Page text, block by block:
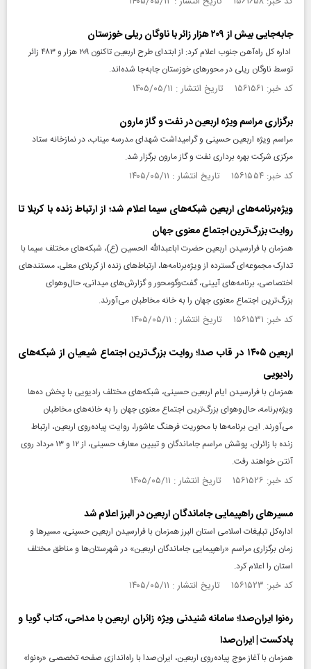
جابه‌جایی بیش از ۲۰۹ هزار زائر با ناوگان ریلی خوزستان
اداره کل راه‌آهن جنوب اعلام کرد: از ابتدای طرح اربعین تاکنون ۲۰۹ هزار و ۴۸۳ زائر
توسط ناوگان ریلی در محور‌های خوزستان جابه‌جا شده‌اند.
کد خبر: ۱۵۶۱۵۶۱ تاریخ انتشار : ۱۴۰۵/۰۵/۱۱
برگزاری مراسم ویژه اربعین در نفت و گاز مارون
مراسم ویژه اربعین حسینی و گرامیداشت شهدای مدرسه میناب، در نمازخانه ستاد
مرکزی شرکت بهره برداری نفت و گاز مارون برگزار شد.
کد خبر: ۱۵۶۱۵۵۴ تاریخ انتشار : ۱۴۰۵/۰۵/۱۱
ویژه‌برنامه‌های اربعین شبکه‌های سیما اعلام شد؛ از ارتباط زنده با کربلا تا
روایت بزرگ‌ترین اجتماع معنوی جهان
همزمان با فرارسیدن اربعین حضرت اباعبدالله الحسین (ع)، شبکه‌های مختلف سیما با
تدارک مجموعه‌ای گسترده از ویژه‌برنامه‌ها، ارتباط‌های زنده از کربلای معلی، مستندهای
اختصاصی، برنامه‌های آیینی، گفت‌وگومحور و گزارش‌های میدانی، حال‌وهوای
بزرگ‌ترین اجتماع معنوی جهان را به خانه مخاطبان می‌آورند.
کد خبر: ۱۵۶۱۵۳۱ تاریخ انتشار : ۱۴۰۵/۰۵/۱۱
اربعین ۱۴۰۵ در قاب صدا؛ روایت بزرگ‌ترین اجتماع شیعیان از شبکه‌های
رادیویی
همزمان با فرارسیدن ایام اربعین حسینی، شبکه‌های مختلف رادیویی با پخش ده‌ها
ویژه‌برنامه، حال‌وهوای بزرگ‌ترین اجتماع معنوی جهان را به خانه‌های مخاطبان
می‌آورند. این برنامه‌ها با محوریت فرهنگ عاشورا، روایت پیاده‌روی اربعین، ارتباط
زنده با زائران، پوشش مراسم جاماندگان و تبیین معارف حسینی، از ۱۲ و ۱۳ مرداد روی
آنتن خواهند رفت.
کد خبر: ۱۵۶۱۵۲۶ تاریخ انتشار : ۱۴۰۵/۰۵/۱۱
مسیر‌های راهپیمایی جاماندگان اربعین در البرز اعلام شد
اداره‌کل تبلیغات اسلامی استان البرز همزمان با فرارسیدن اربعین حسینی، مسیر‌ها و
زمان برگزاری مراسم «راهپیمایی جاماندگان اربعین» در شهرستان‌ها و مناطق مختلف
استان را اعلام کرد.
کد خبر: ۱۵۶۱۵۲۳ تاریخ انتشار : ۱۴۰۵/۰۵/۱۱
ره‌نوا ایران‌صدا؛ سامانه شنیدنی ویژه زائران اربعین با مداحی، کتاب گویا و
پادکست | ایران‌صدا
همزمان با آغاز موج پیاده‌روی اربعین، ایران‌صدا با راه‌اندازی صفحه تخصصی «ره‌نوا»